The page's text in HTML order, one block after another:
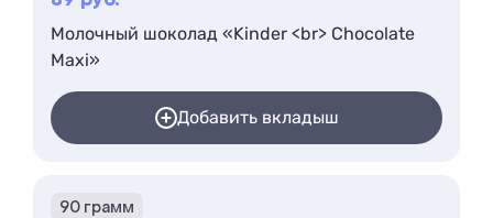
Молочный шоколад «Kinder <br> Chocolate
Maxi»
Добавить вкладыш
90 грамм